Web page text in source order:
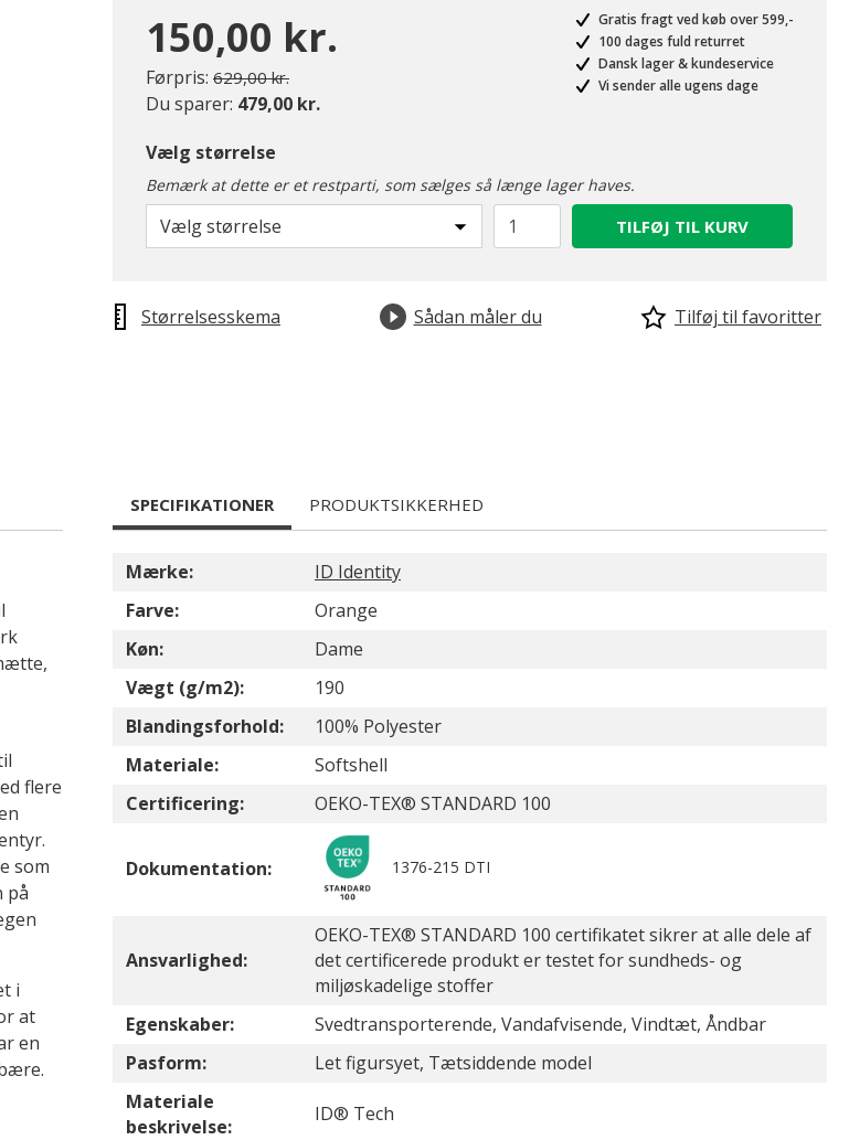
150,00 kr.
Førpris: Pris nedsat fra
629,00 kr.til
Du sparer: 479,00 kr.
Gratis fragt ved køb over 599,-
100 dages fuld returret
Dansk lager & kundeservice
Vi sender alle ugens dage
Vælg størrelse
Bemærk at dette er et restparti, som sælges så længe lager haves.
Vælg størrelse TILFØJ TIL KURV
Størrelsesskema Sådan måler du Tilføj til favoritter
flere
som
på
i
at
en
SPECIFIKATIONER PRODUKTSIKKERHED
Mærke:
ID Identity
Farve:
Orange
Køn:
Dame
Vægt (g/m2):
190
Blandingsforhold:
100% Polyester
Materiale:
Softshell
Certificering:
OEKO-TEX® STANDARD 100
Dokumentation: 1376-215 DTI
Ansvarlighed:
OEKO-TEX® STANDARD 100 certifikatet sikrer at alle dele af
det certificerede produkt er testet for sundheds- og
miljøskadelige stoffer
Egenskaber:
Svedtransporterende, Vandafvisende, Vindtæt, Åndbar
Pasform:
Let figursyet, Tætsiddende model
Materiale
beskrivelse:
ID® Tech